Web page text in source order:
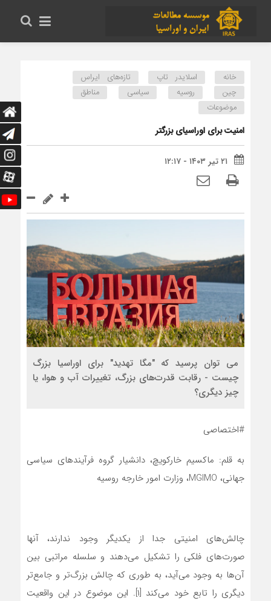
خانه اسلایدر تاپ
تازه‌های ایراس
چین
روسیه سیاسی
مناطق
موضوعات
امنیت برای اوراسیای بزرگتر
۲۱ تیر ۱۴۰۳ - ۱۲:۱۷
می توان پرسید که "مگا تهدید" برای اوراسیا بزرگ
چیست - رقابت قدرت‌های بزرگ، تغییرات آب و هوا، یا
چیز دیگری؟
#اختصاصی
به قلم: ماکسیم خارکویچ، دانشیار گروه فرآیندهای سیاسی
جهانی، MGIMO، وزارت امور خارجه روسیه
چالش‌های امنیتی جدا از یکدیگر وجود ندارند، آنها
صورت‌های فلکی را تشکیل می‌دهند و سلسله مراتبی بین
آن‌ها به وجود می‌آید، به طوری که چالش بزرگ‌تر و جامع‌تر
دیگری را تابع خود می‌کند [۱]. این موضوع در این واقعیت